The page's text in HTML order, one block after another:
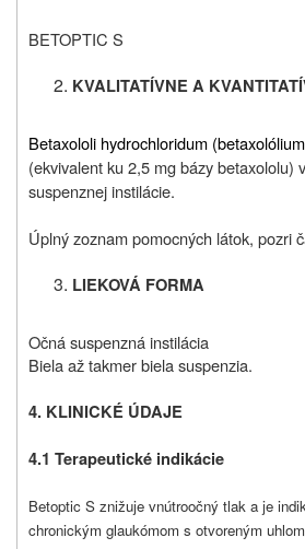
BETOPTIC S
KVALITATÍVNE A
Betaxololi hydrochloridum
(ekvivalent ku 2,5 mg bázy betaxololu)
suspenznej instilácie.
Úplný zoznam pomocných látok, pozri
LIEKOVÁ FORMA
Očná suspenzná instilácia
Biela až takmer biela suspenzia.
4. KLINICKÉ ÚDAJE
4.1 Terapeutické indikácie
Betoptic S znižuje vnútroočný tlak a je
chronickým glaukómom s otvoreným